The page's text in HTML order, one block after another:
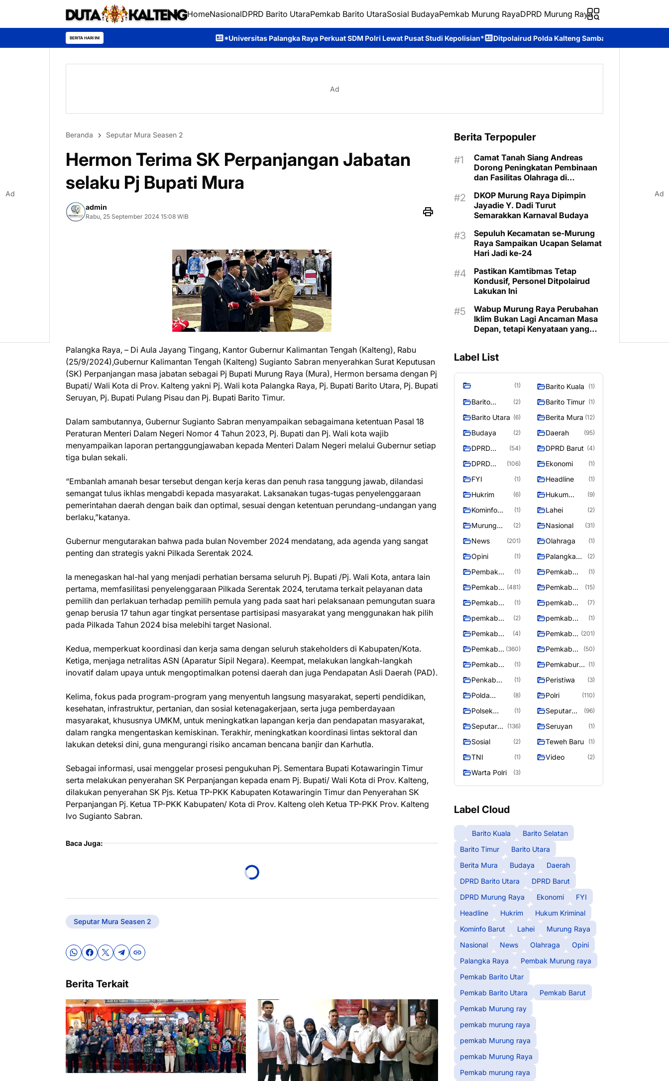
HomeNasionalDPRD Barito UtaraPemkab Barito UtaraSosial BudayaPemkab Murung RayaDPRD Murung Raya
BERITA HARI INI *Universitas Palangka Raya Perkuat SDM Polri Lewat Pusat Studi Kepolisian* Ditpolairud Polda Kalteng Sambangi Masyarakat, Berikan Edukasi tentang
Ad
Beranda Seputar Mura Seasen 2
Hermon Terima SK Perpanjangan Jabatan
selaku Pj Bupati Mura
admin
Rabu, 25 September 2024 15:08 WIB
Palangka Raya, – Di Aula Jayang Tingang, Kantor Gubernur Kalimantan Tengah (Kalteng), Rabu
(25/9/2024),Gubernur Kalimantan Tengah (Kalteng) Sugianto Sabran menyerahkan Surat Keputusan
(SK) Perpanjangan masa jabatan sebagai Pj Bupati Murung Raya (Mura), Hermon bersama dengan Pj
Bupati/ Wali Kota di Prov. Kalteng yakni Pj. Wali kota Palangka Raya, Pj. Bupati Barito Utara, Pj. Bupati
Seruyan, Pj. Bupati Pulang Pisau dan Pj. Bupati Barito Timur.
Dalam sambutannya, Gubernur Sugianto Sabran menyampaikan sebagaimana ketentuan Pasal 18
Peraturan Menteri Dalam Negeri Nomor 4 Tahun 2023, Pj. Bupati dan Pj. Wali kota wajib
menyampaikan laporan pertanggungjawaban kepada Menteri Dalam Negeri melalui Gubernur setiap
tiga bulan sekali.
“Embanlah amanah besar tersebut dengan kerja keras dan penuh rasa tanggung jawab, dilandasi
semangat tulus ikhlas mengabdi kepada masyarakat. Laksanakan tugas-tugas penyelenggaraan
pemerintahan daerah dengan baik dan optimal, sesuai dengan ketentuan perundang-undangan yang
berlaku,”katanya.
Gubernur mengutarakan bahwa pada bulan November 2024 mendatang, ada agenda yang sangat
penting dan strategis yakni Pilkada Serentak 2024.
Ia menegaskan hal-hal yang menjadi perhatian bersama seluruh Pj. Bupati /Pj. Wali Kota, antara lain
pertama, memfasilitasi penyelenggaraan Pilkada Serentak 2024, terutama terkait pelayanan data
pemilih dan perlakuan terhadap pemilih pemula yang pada saat hari pelaksanaan pemungutan suara
genap berusia 17 tahun agar tingkat persentase partisipasi masyarakat yang menggunakan hak pilih
pada Pilkada Tahun 2024 bisa melebihi target Nasional.
Kedua, memperkuat koordinasi dan kerja sama dengan seluruh stakeholders di Kabupaten/Kota.
Ketiga, menjaga netralitas ASN (Aparatur Sipil Negara). Keempat, melakukan langkah-langkah
inovatif dalam upaya untuk mengoptimalkan potensi daerah dan juga Pendapatan Asli Daerah (PAD).
Kelima, fokus pada program-program yang menyentuh langsung masyarakat, seperti pendidikan,
kesehatan, infrastruktur, pertanian, dan sosial ketenagakerjaan, serta juga pemberdayaan
masyarakat, khususnya UMKM, untuk meningkatkan lapangan kerja dan pendapatan masyarakat,
dalam rangka mengentaskan kemiskinan. Terakhir, meningkatkan koordinasi lintas sektoral dan
lakukan deteksi dini, guna mengurangi risiko ancaman bencana banjir dan Karhutla.
Sebagai informasi, usai menggelar prosesi pengukuhan Pj. Sementara Bupati Kotawaringin Timur
serta melakukan penyerahan SK Perpanjangan kepada enam Pj. Bupati/ Wali Kota di Prov. Kalteng,
dilakukan penyerahan SK Pjs. Ketua TP-PKK Kabupaten Kotawaringin Timur dan Penyerahan SK
Perpanjangan Pj. Ketua TP-PKK Kabupaten/ Kota di Prov. Kalteng oleh Ketua TP-PKK Prov. Kalteng
Ivo Sugianto Sabran.
Baca Juga:
Seputar Mura Seasen 2
Berita Terkait
Berita Terpopuler
Camat Tanah Siang Andreas
Dorong Peningkatan Pembinaan
dan Fasilitas Olahraga di
DKOP Murung Raya Dipimpin
Jayadie Y. Dadi Turut
Semarakkan Karnaval Budaya
Sepuluh Kecamatan se-Murung
Raya Sampaikan Ucapan Selamat
Hari Jadi ke-24
Pastikan Kamtibmas Tetap
Kondusif, Personel Ditpolairud
Lakukan Ini
Wabup Murung Raya Perubahan
Iklim Bukan Lagi Ancaman Masa
Depan, tetapi Kenyataan yang
Label List
(1) Barito Kuala (1)
Barito
(2) Barito Timur (1)
Barito Utara (6) Berita Mura (12)
Budaya (2) Daerah (95)
DPRD
Utara
(54) DPRD Barut (4)
DPRD
Raya
(106) Ekonomi (1)
FYI (1) Headline (1)
Hukrim (6)
Hukum
(9)
Kominfo
(1) Lahei (2)
Murung
(2) Nasional (31)
News (201) Olahraga (1)
Opini (1)
Palangka
(2)
Pembak
Murung raya
(1)
Pemkab
(1)
Pemkab
Utara
(481)
Pemkab
(15)
Pemkab
(1)
pemkab
(7)
pemkab
(2)
pemkab
Raya
(1)
Pemkab
murung raya
(4)
Pemkab
raya
(201)
Pemkab
Raya
(360)
Pemkab
Raya 4
(50)
Pemkab
(1)
Pemkaburun (1)
Penkab
(1) Peristiwa (3)
Polda
(8) Polri (110)
Polsek
Teweh Timur
(1)
Seputar
Murung
Raya
(96)
Seputar
Seasen 2
(136) Seruyan (1)
Sosial (2) Teweh Baru (1)
TNI (1) Video (2)
Warta Polri (3)
Label Cloud
Barito Kuala
Barito Selatan
Barito Timur
Barito Utara
Berita Mura
Budaya
Daerah
DPRD Barito Utara
DPRD Barut
DPRD Murung Raya
Ekonomi
FYI
Headline
Hukrim
Hukum Kriminal
Kominfo Barut
Lahei
Murung Raya
Nasional
News Olahraga
Opini
Palangka Raya
Pembak Murung raya
Pemkab Barito Utar
Pemkab Barito Utara
Pemkab Barut
Pemkab Murung ray
pemkab murung raya
pemkab Murung raya
pemkab Murung Raya
Pemkab murung raya
Ad Ad